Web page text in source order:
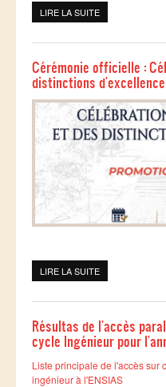
LIRE LA SUITE
2026/2027
Cérémonie officielle :
distinctions d'excellence
LIRE LA SUITE
Résultas de l'accès
cycle Ingénieur pour
Liste principale de l'accès sur
ingénieur à l'ENSIAS